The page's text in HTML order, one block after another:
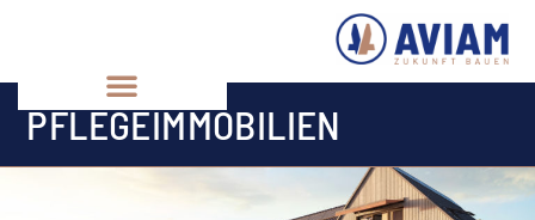
PFLEGEIMMOBILIEN